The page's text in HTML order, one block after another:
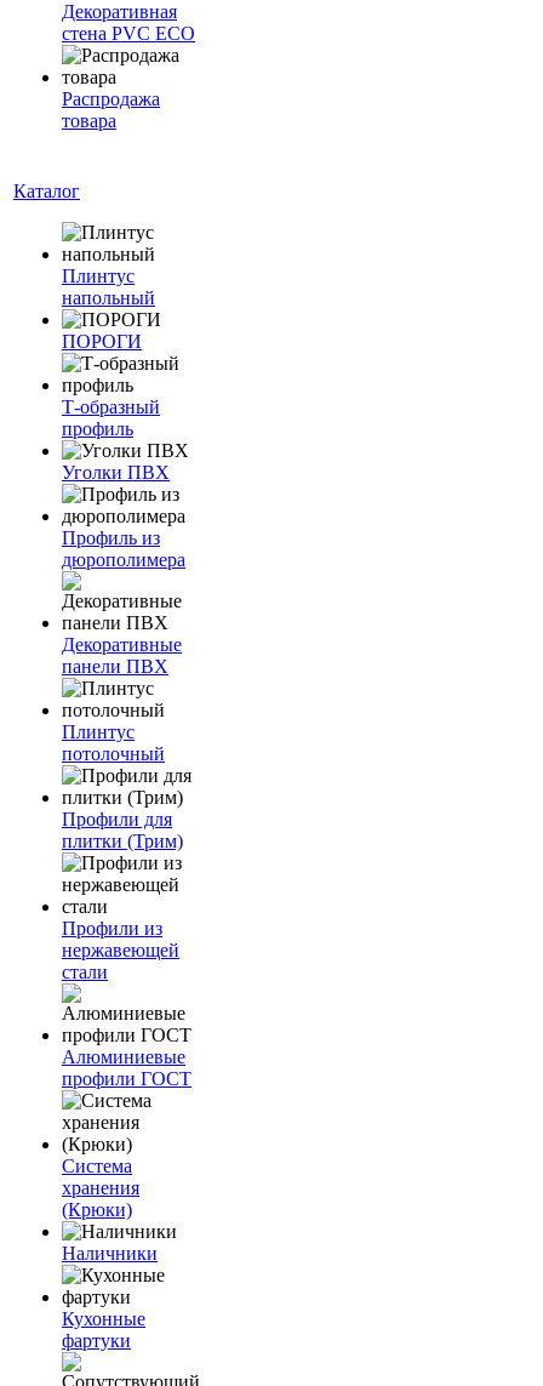
Декоративная
стена PVC ECO
Распродажа
товара
Каталог
Плинтус
напольный
ПОРОГИ
Т-образный
профиль
Уголки ПВХ
Профиль из
дюрополимера
Декоративные
панели ПВХ
Плинтус
потолочный
Профили для
плитки (Трим)
Профили из
нержавеющей
стали
Алюминиевые
профили ГОСТ
Система
хранения
(Крюки)
Наличники
Кухонные
фартуки